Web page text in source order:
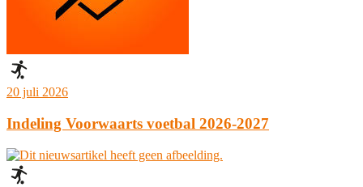
20 juli 2026
Indeling Voorwaarts voetbal 2026-2027